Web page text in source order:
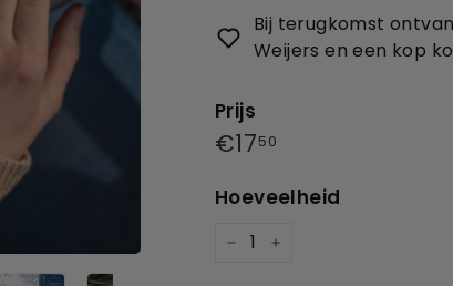
Bij terugkomst
Weijers en een kop
Prijs
Prijs
€1750
Hoeveelheid
+